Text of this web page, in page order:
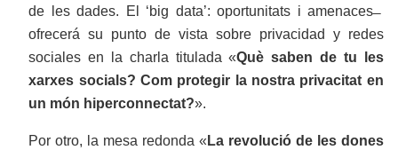
de les dades. El ‘big data’: oportunitats i amenaces ̶
ofrecerá su punto de vista sobre privacidad y redes
sociales en la charla titulada «Què saben de tu les
xarxes socials? Com protegir la nostra privacitat en
un món hiperconnectat?».
Por otro, la mesa redonda « La revolució de les dones